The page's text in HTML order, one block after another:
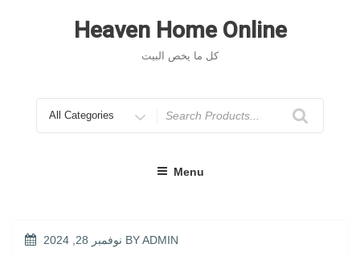
Heaven Home Online
كل ما يخص البيت
for
Menu
POSTED
نوفمبر 28, 2024 BYADMIN